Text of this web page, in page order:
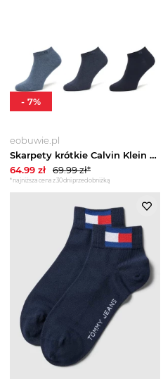
eobuwie.pl
Skarpety krótkie Calvin Klein 701234366 Niebieski
64.99 zł 69.99zł*
*najniższa cena z 30 dni przed obniżką
- 7%